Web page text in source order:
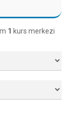
1 kurs merkezi